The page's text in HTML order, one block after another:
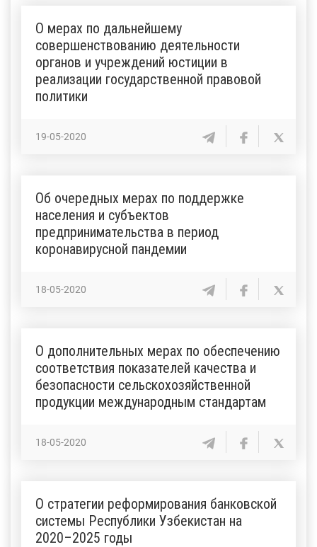
О мерах по дальнейшему
совершенствованию деятельности
органов и учреждений юстиции в
реализации государственной правовой
политики
19-05-2020
Об очередных мерах по поддержке
населения и субъектов
предпринимательства в период
коронавирусной пандемии
18-05-2020
О дополнительных мерах по обеспечению
соответствия показателей качества и
безопасности сельскохозяйственной
продукции международным стандартам
18-05-2020
О cтратегии реформирования банковской
системы Республики Узбекистан на
2020–2025 годы